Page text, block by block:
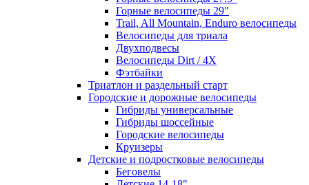
Горные велосипеды 29"
Trail, All Mountain, Enduro велосипеды
Велосипеды для триала
Двухподвесы
Велосипеды Dirt / 4X
Фэтбайки
Триатлон и раздельный старт
Городские и дорожные велосипеды
Гибриды универсальные
Гибриды шоссейные
Городские велосипеды
Круизеры
Детские и подростковые велосипеды
Беговелы